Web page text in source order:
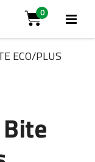
SucheCart
0
ECO/PLUS